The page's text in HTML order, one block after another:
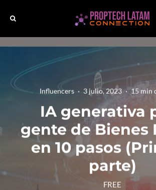
Influencers · 3 julio, 2023 · 15 min
IA generativa
gente de Bienes
en 10 pasos
parte)
FREE